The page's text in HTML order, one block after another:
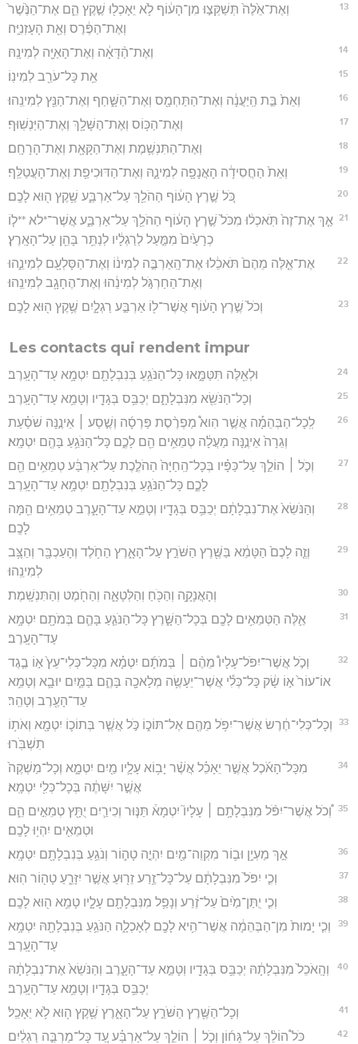
13
וְאֶת־אֵ֙לֶּה֙ תְּשַׁקְּצ֣וּ מִן־הָע֔וֹף לֹ֥א יֵאָכְל֖וּ שֶׁ֣קֶץ הֵ֑ם אֶת־הַנֶּ֙שֶׁר֙
וְאֶת־הַפֶּ֔רֶס וְאֵ֖ת הָעָזְנִיָּֽה׃
14 וְאֶת־הַ֨דָּאָ֔ה וְאֶת־הָאַיָּ֖ה לְמִינָֽהּ׃
15 אֵ֥ת כָּל־עֹרֵ֖ב לְמִינֽוֹ׃
16 וְאֵת֙ בַּ֣ת הַֽיַּעֲנָ֔ה וְאֶת־הַתַּחְמָ֖ס וְאֶת־הַשָּׁ֑חַף וְאֶת־הַנֵּ֖ץ לְמִינֵֽהוּ׃
17 וְאֶת־הַכּ֥וֹס וְאֶת־הַשָּׁלָ֖ךְ וְאֶת־הַיַּנְשֽׁוּף׃
18 וְאֶת־הַתִּנְשֶׁ֥מֶת וְאֶת־הַקָּאָ֖ת וְאֶת־הָרָחָֽם׃
19 וְאֵת֙ הַחֲסִידָ֔ה הָאֲנָפָ֖ה לְמִינָ֑הּ וְאֶת־הַדּוּכִיפַ֖ת וְאֶת־הָעֲטַלֵּֽף׃
20 כֹּ֚ל שֶׁ֣רֶץ הָע֔וֹף הַהֹלֵ֖ךְ עַל־אַרְבַּ֑ע שֶׁ֥קֶץ ה֖וּא לָכֶֽם׃
21
אַ֤ךְ אֶת־זֶה֙ תֹּֽאכְל֔וּ מִכֹּל֙ שֶׁ֣רֶץ הָע֔וֹף הַהֹלֵ֖ךְ עַל־אַרְבַּ֑ע אֲשֶׁר־*לא **ל֤וֹ
כְרָעַ֙יִם֙ מִמַּ֣עַל לְרַגְלָ֔יו לְנַתֵּ֥ר בָּהֵ֖ן עַל־הָאָֽרֶץ׃
22
אֶת־אֵ֤לֶּה מֵהֶם֙ תֹּאכֵ֔לוּ אֶת־הָֽאַרְבֶּ֣ה לְמִינ֔וֹ וְאֶת־הַסָּלְעָ֖ם לְמִינֵ֑הוּ
וְאֶת־הַחַרְגֹּ֣ל לְמִינֵ֔הוּ וְאֶת־הֶחָגָ֖ב לְמִינֵֽהוּ׃
23 וְכֹל֙ שֶׁ֣רֶץ הָע֔וֹף אֲשֶׁר־ל֖וֹ אַרְבַּ֣ע רַגְלָ֑יִם שֶׁ֥קֶץ ה֖וּא לָכֶֽם׃
Les contacts qui rendent impur
24 וּלְאֵ֖לֶּה תִּטַּמָּ֑אוּ כָּל־הַנֹּגֵ֥עַ בְּנִבְלָתָ֖ם יִטְמָ֥א עַד־הָעָֽרֶב׃
25 וְכָל־הַנֹּשֵׂ֖א מִנִּבְלָתָ֑ם יְכַבֵּ֥ס בְּגָדָ֖יו וְטָמֵ֥א עַד־הָעָֽרֶב׃
26
לְֽכָל־הַבְּהֵמָ֡ה אֲשֶׁ֣ר הִוא֩ מַפְרֶ֨סֶת פַּרְסָ֜ה וְשֶׁ֣סַע ׀ אֵינֶ֣נָּה שֹׁסַ֗עַת
וְגֵרָה֙ אֵינֶ֣נָּה מַעֲלָ֔ה טְמֵאִ֥ים הֵ֖ם לָכֶ֑ם כָּל־הַנֹּגֵ֥עַ בָּהֶ֖ם יִטְמָֽא׃
27
וְכֹ֣ל ׀ הוֹלֵ֣ךְ עַל־כַּפָּ֗יו בְּכָל־הַֽחַיָּה֙ הַהֹלֶ֣כֶת עַל־אַרְבַּ֔ע טְמֵאִ֥ים הֵ֖ם
לָכֶ֑ם כָּל־הַנֹּגֵ֥עַ בְּנִבְלָתָ֖ם יִטְמָ֥א עַד־הָעָֽרֶב׃
28
וְהַנֹּשֵׂא֙ אֶת־נִבְלָתָ֔ם יְכַבֵּ֥ס בְּגָדָ֖יו וְטָמֵ֣א עַד־הָעָ֑רֶב טְמֵאִ֥ים הֵ֖מָּה
לָכֶֽם׃
29
וְזֶ֤ה לָכֶם֙ הַטָּמֵ֔א בַּשֶּׁ֖רֶץ הַשֹּׁרֵ֣ץ עַל־הָאָ֑רֶץ הַחֹ֥לֶד וְהָעַכְבָּ֖ר וְהַצָּ֥ב
לְמִינֵֽהוּ׃
30 וְהָאֲנָקָ֥ה וְהַכֹּ֖חַ וְהַלְּטָאָ֑ה וְהַחֹ֖מֶט וְהַתִּנְשָֽׁמֶת׃
31
אֵ֛לֶּה הַטְּמֵאִ֥ים לָכֶ֖ם בְּכָל־הַשָּׁ֑רֶץ כָּל־הַנֹּגֵ֧עַ בָּהֶ֛ם בְּמֹתָ֖ם יִטְמָ֥א
עַד־הָעָֽרֶב׃
32
וְכֹ֣ל אֲשֶׁר־יִפֹּל־עָלָיו֩ מֵהֶ֨ם ׀ בְּמֹתָ֜ם יִטְמָ֗א מִכָּל־כְּלִי־עֵץ֙ א֣וֹ בֶ֤גֶד
אוֹ־עוֹר֙ א֣וֹ שָׂ֔ק כָּל־כְּלִ֕י אֲשֶׁר־יֵעָשֶׂ֥ה מְלָאכָ֖ה בָּהֶ֑ם בַּמַּ֧יִם יוּבָ֛א וְטָמֵ֥א
עַד־הָעֶ֖רֶב וְטָהֵֽר׃
33
וְכָל־כְּלִי־חֶ֔רֶשׂ אֲשֶׁר־יִפֹּ֥ל מֵהֶ֖ם אֶל־תּוֹכ֑וֹ כֹּ֣ל אֲשֶׁ֧ר בְּתוֹכ֛וֹ יִטְמָ֖א וְאֹת֥וֹ
תִשְׁבֹּֽרוּ׃
34
מִכָּל־הָאֹ֜כֶל אֲשֶׁ֣ר יֵאָכֵ֗ל אֲשֶׁ֨ר יָב֥וֹא עָלָ֛יו מַ֖יִם יִטְמָ֑א וְכָל־מַשְׁקֶה֙
אֲשֶׁ֣ר יִשָּׁתֶ֔ה בְּכָל־כְּלִ֖י יִטְמָֽא׃
35
וְ֠כֹל אֲשֶׁר־יִפֹּ֨ל מִנִּבְלָתָ֥ם ׀ עָלָיו֮ יִטְמָא֒ תַּנּ֧וּר וְכִירַ֛יִם יֻתָּ֖ץ טְמֵאִ֣ים הֵ֑ם
וּטְמֵאִ֖ים יִהְי֥וּ לָכֶֽם׃
36 אַ֣ךְ מַעְיָ֥ן וּב֛וֹר מִקְוֵה־מַ֖יִם יִהְיֶ֣ה טָה֑וֹר וְנֹגֵ֥עַ בְּנִבְלָתָ֖ם יִטְמָֽא׃
37 וְכִ֤י יִפֹּל֙ מִנִּבְלָתָ֔ם עַל־כָּל־זֶ֥רַע זֵר֖וּעַ אֲשֶׁ֣ר יִזָּרֵ֑עַ טָה֖וֹר הֽוּא׃
38 וְכִ֤י יֻתַּן־מַ֙יִם֙ עַל־זֶ֔רַע וְנָפַ֥ל מִנִּבְלָתָ֖ם עָלָ֑יו טָמֵ֥א ה֖וּא לָכֶֽם׃
39
וְכִ֤י יָמוּת֙ מִן־הַבְּהֵמָ֔ה אֲשֶׁר־הִ֥יא לָכֶ֖ם לְאָכְלָ֑ה הַנֹּגֵ֥עַ בְּנִבְלָתָ֖הּ יִטְמָ֥א
עַד־הָעָֽרֶב׃
40
וְהָֽאֹכֵל֙ מִנִּבְלָתָ֔הּ יְכַבֵּ֥ס בְּגָדָ֖יו וְטָמֵ֣א עַד־הָעָ֑רֶב וְהַנֹּשֵׂא֙ אֶת־נִבְלָתָ֔הּ
יְכַבֵּ֥ס בְּגָדָ֖יו וְטָמֵ֥א עַד־הָעָֽרֶב׃
41 וְכָל־הַשֶּׁ֖רֶץ הַשֹּׁרֵ֣ץ עַל־הָאָ֑רֶץ שֶׁ֥קֶץ ה֖וּא לֹ֥א יֵאָכֵֽל׃
42
כֹּל֩ הוֹלֵ֨ךְ עַל־גָּח֜וֹן וְכֹ֣ל ׀ הוֹלֵ֣ךְ עַל־אַרְבַּ֗ע עַ֚ד כָּל־מַרְבֵּ֣ה רַגְלַ֔יִם